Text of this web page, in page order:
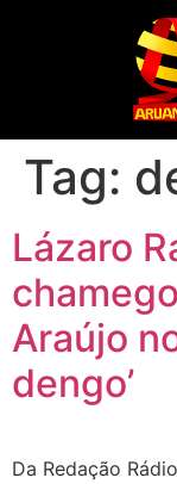
Tag:
Lázaro
Araújo
dengo’
Da Redação